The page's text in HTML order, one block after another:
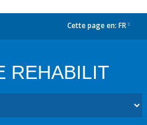
Cette page en: FR
REHABILIT